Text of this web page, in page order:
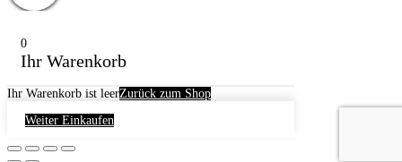
0
Ihr Warenkorb
Ihr Warenkorb ist leerZurück zum Shop
Weiter Einkaufen